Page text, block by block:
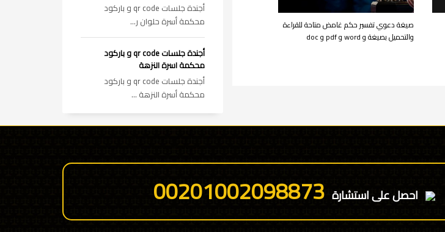
صيغة دعوي تفسير حكم غامض متاحة للقراءة
والتحميل بصيغة و word و pdf و doc
أجندة جلسات qr code و باركود
محكمة أسرة حلوان ر...
أجندة جلسات qr code و باركود
محكمة اسرة النزهة
أجندة جلسات qr code و باركود
محكمة أسرة النزهة ...
احصل على استشارة00201002098873